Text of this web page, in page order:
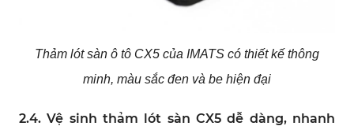
Thảm lót sàn ô tô CX5 của IMATS có thiết kế thông
minh, màu sắc đen và be hiện đại
2.4. Vệ sinh thảm lót sàn CX5 dễ dàng, nhanh